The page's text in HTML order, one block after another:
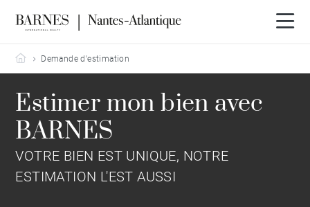
Barnes Nantes-Atlantique
Demande d'estimation
Estimer mon bien avec
BARNES
VOTRE BIEN EST UNIQUE, NOTRE
ESTIMATION L'EST AUSSI